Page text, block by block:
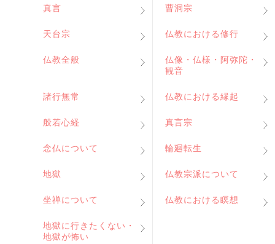
真言 曹洞宗
天台宗 仏教における修行
仏教全般
仏像・仏様・阿弥陀・
観音
諸行無常 仏教における縁起
般若心経 真言宗
念仏について 輪廻転生
地獄 仏教宗派について
坐禅について 仏教における瞑想
地獄に行きたくない・
地獄が怖い